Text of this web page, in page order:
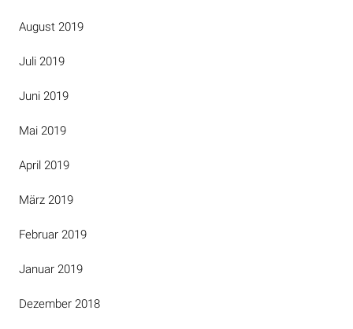
August 2019
Juli 2019
Juni 2019
Mai 2019
April 2019
März 2019
Februar 2019
Januar 2019
Dezember 2018